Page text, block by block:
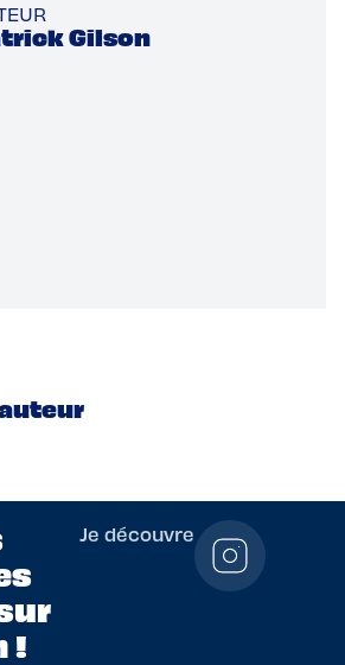
Gilson
!
Je découvre